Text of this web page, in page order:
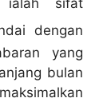
ialah sifat
dengan
yang
bulan